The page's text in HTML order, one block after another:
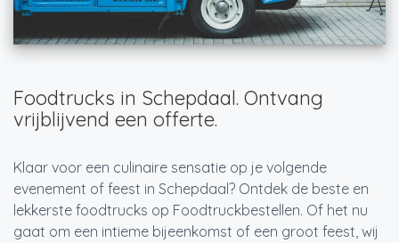
Foodtrucks in Schepdaal. Ontvang
vrijblijvend een offerte.
Klaar voor een culinaire sensatie op je volgende
evenement of feest in Schepdaal? Ontdek de beste en
lekkerste foodtrucks op Foodtruckbestellen. Of het nu
gaat om een intieme bijeenkomst of een groot feest, wij